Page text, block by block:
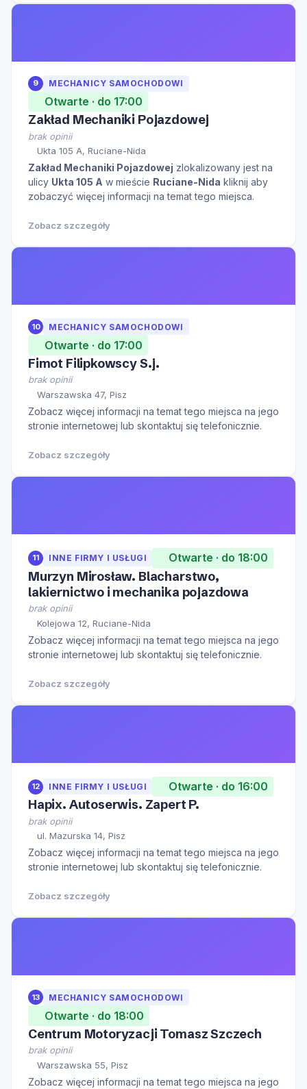
9 MECHANICY SAMOCHODOWI
Otwarte · do 17:00
Zakład Mechaniki Pojazdowej
brak opinii
Ukta 105 A, Ruciane-Nida
Zakład Mechaniki Pojazdowej zlokalizowany jest na
ulicy Ukta 105 A w mieście Ruciane-Nida kliknij aby
zobaczyć więcej informacji na temat tego miejsca.
Zobacz szczegóły
10 MECHANICY SAMOCHODOWI
Otwarte · do 17:00
Fimot Filipkowscy S.j.
brak opinii
Warszawska 47, Pisz
Zobacz więcej informacji na temat tego miejsca na jego
stronie internetowej lub skontaktuj się telefonicznie.
Zobacz szczegóły
11 INNE FIRMY I USŁUGI Otwarte · do 18:00
Murzyn Mirosław. Blacharstwo,
lakiernictwo i mechanika pojazdowa
brak opinii
Kolejowa 12, Ruciane-Nida
Zobacz więcej informacji na temat tego miejsca na jego
stronie internetowej lub skontaktuj się telefonicznie.
Zobacz szczegóły
12 INNE FIRMY I USŁUGI Otwarte · do 16:00
Hapix. Autoserwis. Zapert P.
brak opinii
ul. Mazurska 14, Pisz
Zobacz więcej informacji na temat tego miejsca na jego
stronie internetowej lub skontaktuj się telefonicznie.
Zobacz szczegóły
13 MECHANICY SAMOCHODOWI
Otwarte · do 18:00
Centrum Motoryzacji Tomasz Szczech
brak opinii
Warszawska 55, Pisz
Zobacz więcej informacji na temat tego miejsca na jego